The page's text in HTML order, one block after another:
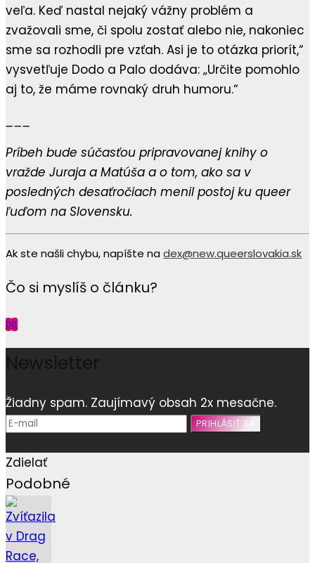
veľa. Keď nastal nejaký vážny problém a
zvažovali sme, či spolu zostať alebo nie, nakoniec
sme sa rozhodli pre vzťah. Asi je to otázka priorít,“
vysvetľuje Dodo a Palo dodáva: „Určite pomohlo
aj to, že máme rovnaký druh humoru.“
Príbeh bude súčasťou pripravovanej knihy o
vražde Juraja a Matúša a o tom, ako sa v
posledných desaťročiach menil postoj ku queer
ľuďom na Slovensku.
Ak ste našli chybu, napíšte na dex@new.queerslovakia.sk
Čo si myslíš o článku?
00
Žiadny spam. Zaujímavý obsah 2x mesačne.
Zdielať
Podobné